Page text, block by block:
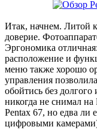
Итак, начнем. Литой
доверие.
Эргономика
расположение и
меню также хорошо
управления
обойтись без
никогда не снимал на
Pentax 67, но едва ли
цифровыми